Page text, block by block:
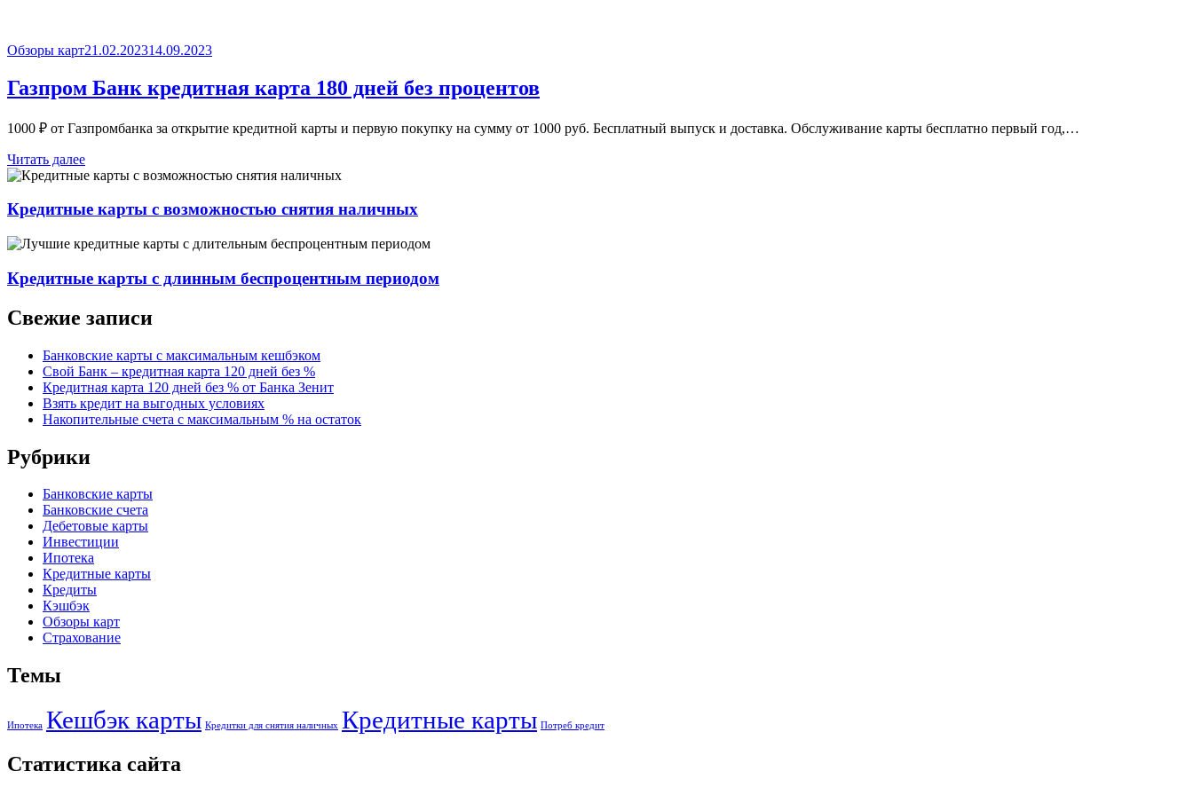
Обзоры картОпубликовано
21.02.202314.09.2023
Газпром Банк кредитная карта 180 дней без процентов
1000 ₽ от Газпромбанка за открытие кредитной карты и первую покупку на сумму от 1000 руб. Бесплатный выпуск и доставка. Обслуживание карты бесплатно первый год,…
Читать далее
Кредитные карты с возможностью снятия наличных
Кредитные карты с длинным беспроцентным периодом
Свежие записи
Банковские карты с максимальным кешбэком
Свой Банк – кредитная карта 120 дней без %
Кредитная карта 120 дней без % от Банка Зенит
Взять кредит на выгодных условиях
Накопительные счета с максимальным % на остаток
Рубрики
Банковские карты
Банковские счета
Дебетовые карты
Инвестиции
Ипотека
Кредитные карты
Кредиты
Кэшбэк
Обзоры карт
Страхование
Темы
Ипотека Кешбэк карты Кредитки для снятия наличных Кредитные карты Потреб кредит
Статистика сайта